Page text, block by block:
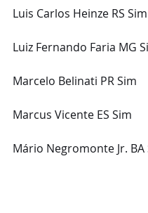
Luis Carlos Heinze RS Sim
Luiz Fernando Faria MG
Marcelo Belinati PR Sim
Marcus Vicente ES Sim
Mário Negromonte Jr. BA